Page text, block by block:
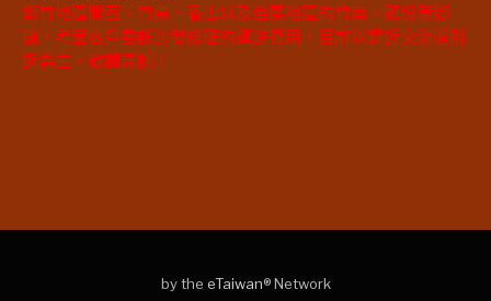
新竹地區關西、竹東、香山以及苗栗地區的竹南、頭份等鄉
鎮，考量客戶委託沙發修理的運送費用，目前以靠近交流道附
近為主。敬請見諒！
by the eTaiwan® Network